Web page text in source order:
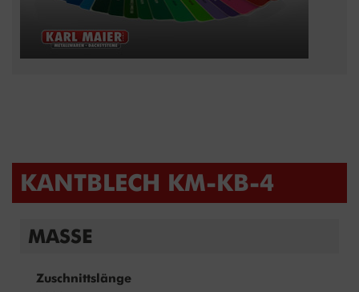
KANTBLECH KM-KB-4
MASSE
Zuschnittslänge